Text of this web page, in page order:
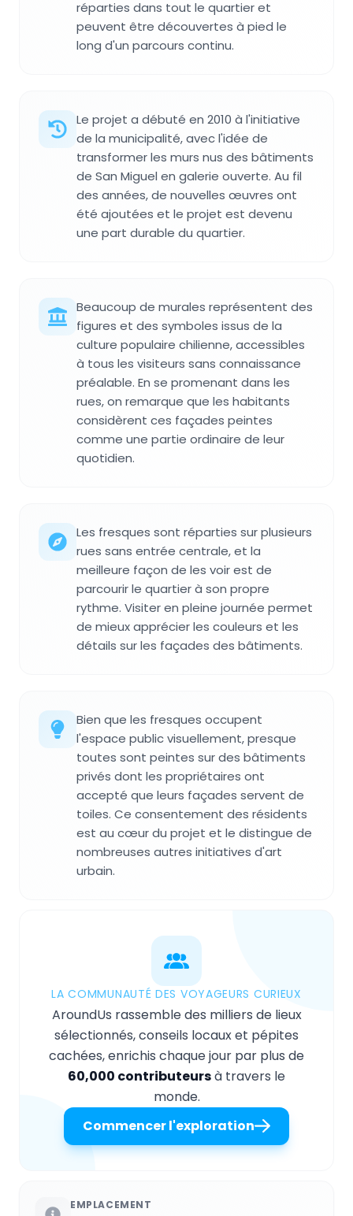
réparties dans tout le quartier et
peuvent être découvertes à pied le
long d'un parcours continu.
Le projet a débuté en 2010 à l'initiative
de la municipalité, avec l'idée de
transformer les murs nus des bâtiments
de San Miguel en galerie ouverte. Au fil
des années, de nouvelles œuvres ont
été ajoutées et le projet est devenu
une part durable du quartier.
Beaucoup de murales représentent des
figures et des symboles issus de la
culture populaire chilienne, accessibles
à tous les visiteurs sans connaissance
préalable. En se promenant dans les
rues, on remarque que les habitants
considèrent ces façades peintes
comme une partie ordinaire de leur
quotidien.
Les fresques sont réparties sur plusieurs
rues sans entrée centrale, et la
meilleure façon de les voir est de
parcourir le quartier à son propre
rythme. Visiter en pleine journée permet
de mieux apprécier les couleurs et les
détails sur les façades des bâtiments.
Bien que les fresques occupent
l'espace public visuellement, presque
toutes sont peintes sur des bâtiments
privés dont les propriétaires ont
accepté que leurs façades servent de
toiles. Ce consentement des résidents
est au cœur du projet et le distingue de
nombreuses autres initiatives d'art
urbain.
LA COMMUNAUTÉ DES VOYAGEURS CURIEUX
AroundUs rassemble des milliers de lieux
sélectionnés, conseils locaux et pépites
cachées, enrichis chaque jour par plus de
60,000 contributeursà travers le
monde.
Commencer l'exploration
EMPLACEMENT